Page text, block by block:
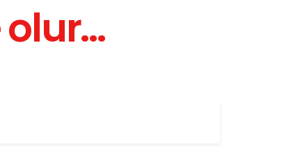
olur…